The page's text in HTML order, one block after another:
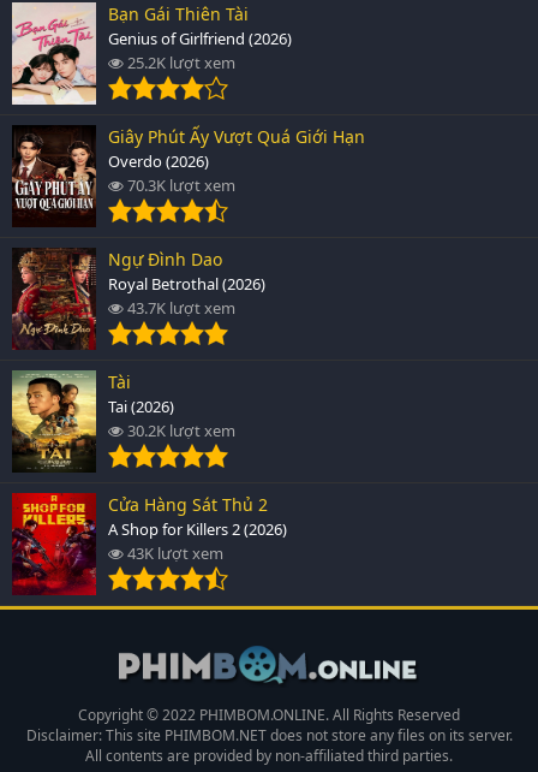
Bạn Gái Thiên Tài
Genius of Girlfriend (2026)
25.2K lượt xem
Giây Phút Ấy Vượt Quá Giới Hạn
Overdo (2026)
70.3K lượt xem
Ngự Đình Dao
Royal Betrothal (2026)
43.7K lượt xem
Tài
Tai (2026)
30.2K lượt xem
Cửa Hàng Sát Thủ 2
A Shop for Killers 2 (2026)
43K lượt xem
Copyright © 2022 PHIMBOM.ONLINE. All Rights Reserved
Disclaimer: This site PHIMBOM.NETdoes not store any files on its server.
All contents are provided by non-affiliated third parties.